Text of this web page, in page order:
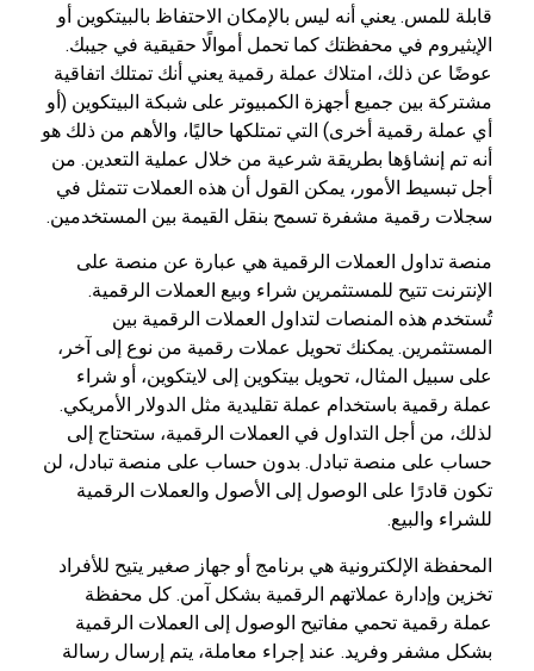
قابلة للمس. يعني أنه ليس بالإمكان الاحتفاظ بالبيتكوين أو
الإيثيروم في محفظتك كما تحمل أموالًا حقيقية في جيبك.
عوضًا عن ذلك، امتلاك عملة رقمية يعني أنك تمتلك اتفاقية
مشتركة بين جميع أجهزة الكمبيوتر على شبكة البيتكوين (أو
أي عملة رقمية أخرى) التي تمتلكها حاليًا، والأهم من ذلك هو
أنه تم إنشاؤها بطريقة شرعية من خلال عملية التعدين. من
أجل تبسيط الأمور، يمكن القول أن هذه العملات تتمثل في
سجلات رقمية مشفرة تسمح بنقل القيمة بين المستخدمين.
منصة تداول العملات الرقمية هي عبارة عن منصة على
الإنترنت تتيح للمستثمرين شراء وبيع العملات الرقمية.
تُستخدم هذه المنصات لتداول العملات الرقمية بين
المستثمرين. يمكنك تحويل عملات رقمية من نوع إلى آخر،
على سبيل المثال، تحويل بيتكوين إلى لايتكوين، أو شراء
عملة رقمية باستخدام عملة تقليدية مثل الدولار الأمريكي.
لذلك، من أجل التداول في العملات الرقمية، ستحتاج إلى
حساب على منصة تبادل. بدون حساب على منصة تبادل، لن
تكون قادرًا على الوصول إلى الأصول والعملات الرقمية
للشراء والبيع.
المحفظة الإلكترونية هي برنامج أو جهاز صغير يتيح للأفراد
تخزين وإدارة عملاتهم الرقمية بشكل آمن. كل محفظة
عملة رقمية تحمي مفاتيح الوصول إلى العملات الرقمية
بشكل مشفر وفريد. عند إجراء معاملة، يتم إرسال رسالة